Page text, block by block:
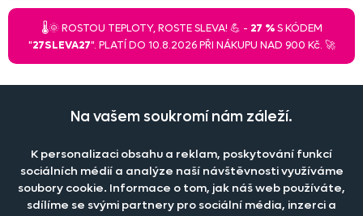
Při větším odběru pro hotely, restaurace a rozpočtové
🌡️🌞 ROSTOU TEPLOTY, ROSTE SLEVA! 💪 - 27 %S KÓDEM
"27SLEVA27". PLATÍ DO 10.8.2026 PŘI NÁKUPU NAD 900 Kč. 🚀
Naše společnost
Na vašem soukromí nám záleží.
K personalizaci obsahu a reklam, poskytování funkcí
sociálních médií a analýze naší návštěvnosti využíváme
soubory cookie. Informace o tom, jak náš web používáte,
sdílíme se svými partnery pro sociální média, inzerci a